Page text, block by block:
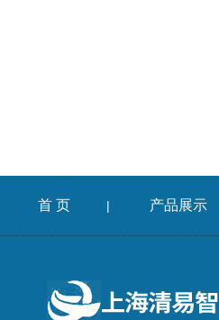
首 页 | 产品展示